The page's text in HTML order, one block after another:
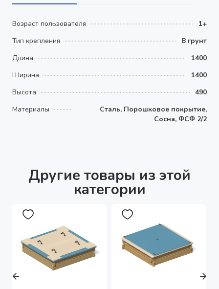
Возраст пользователя
1+
Тип крепления
В грунт
Длина
1400
Ширина
1400
Высота
490
Материалы
Сталь, Порошковое покрытие,
Сосна, ФСФ 2/2
Другие товары из этой
категории